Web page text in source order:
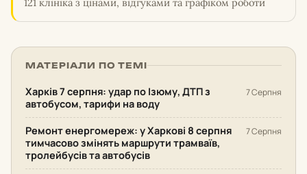
МАТЕРІАЛИ ПО ТЕМІ
Харків 7 серпня: удар по Ізюму, ДТП з
автобусом, тарифи на воду
7 Серпня
Ремонт енергомереж: у Харкові 8 серпня
тимчасово змінять маршрути трамваїв,
тролейбусів та автобусів
7 Серпня